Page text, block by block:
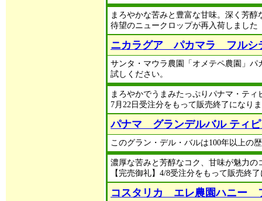
まろやかな苦みと豊富な甘味。深く芳
待望のニュークロップが再入荷しました
ニカラグア パカマラ フルシ
サンタ・マウラ農園「オメテペ農園」パ
試しください。
まろやかでうまみたっぷりパナマ・テ
7月22日受注分をもって販売終了になり
パナマ グランデルバル ティ
このグラン・デル・バルは100年以上の
濃厚な苦みと芳醇なコク、甘味が魅力
【完売御礼】4/8受注分をもって販売終
コスタリカ エレ農園ハニー